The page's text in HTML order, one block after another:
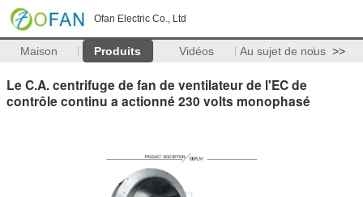
Ofan Electric Co., Ltd
Maison Produits Vidéos Au sujet de nous >>
Le C.A. centrifuge de fan de ventilateur de l'EC de
contrôle continu a actionné 230 volts monophasé